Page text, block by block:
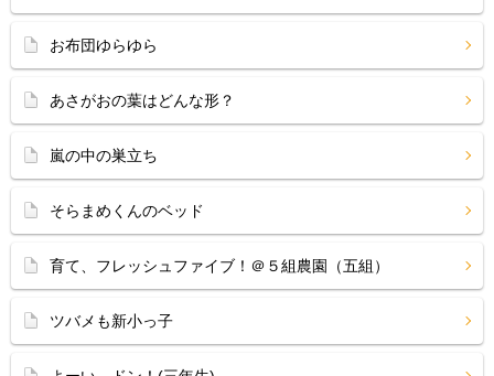
お布団ゆらゆら
あさがおの葉はどんな形？
嵐の中の巣立ち
そらまめくんのベッド
育て、フレッシュファイブ！＠５組農園（五組）
ツバメも新小っ子